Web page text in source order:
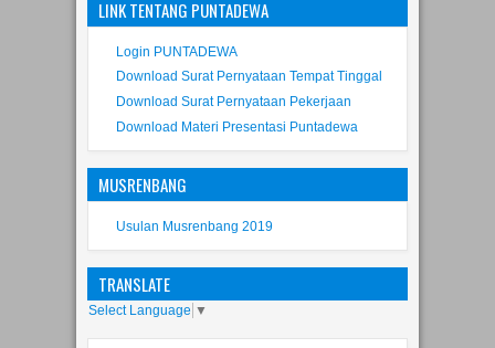
Login PUNTADEWA
Download Surat Pernyataan Tempat Tinggal
Download Surat Pernyataan Pekerjaan
Download Materi Presentasi Puntadewa
Usulan Musrenbang 2019
Select Language